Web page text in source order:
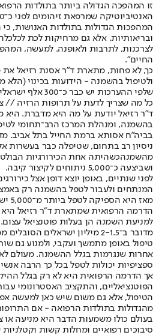
זו המהפכה הגדולה ביותר בתולדות
המהפכות הגדולות בתולדות האנושות,
ובריאותיות, אלא גם מרחיקות לכת
לצרכנות, לתרבות ולאופנה. למעשה,
החיים".
כך, לא פחות, מתארת ד"ר אסנת רזיאל
ולטיפול בהשמנה - הידועות בכינוי (הלא
שלפי ההערכות יש כבר כ־300 אלף ישראלים המטופלים באמצעותן.
כל מה שצריך לדעת על תרופות הרזיה //
ד"ר רזיאל יודעת על מה היא מדברת. היא
בהשמנה, ומנהלת המרכז הרב־תחומי
בביה"ח אסותא ברמת החייל בתל אביב.
ניסיון רב בתחום, שטיפלה כבר בעשרות
מהשמנהכשהיתה אחת הכירורגיות
ושביצעה כ־5,000 ניתוחים לקיצור קיבה.
לפני שנתיים, באופן יוצא דופן אצל
המנתחים ולעבור לטפל בהשמנה רק
מאז היא הספיקה לטפל ביותר מ־5,000 ישראלים נוספים.
הדרמה הרפואית שמתארת ד"ר רזיאל
למניעת השמנה הן בעלות פוטנציאל
מדובר ב־2-1.5 מיליון ישראלים
טיפול באופן מתמשך ועקבי, ולמנוע גם
אחרות שנגרמות בגלל ההשמנה. מעולם
ספציפיות יכולות לטפל בכל כך הרבה
אך הדרמה הרפואית היא לא רק בגלל
הפוטנציאליים, והתקציב האסטרונומי
הטיפול, אלא גם משום שיש כאן למעשה
מהגדולות בתולדות הרפואה - אם